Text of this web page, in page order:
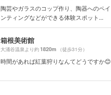
陶芸やガラスのコップ作り、陶器へのペイ
ンティングなどができる体験スポット...
箱根美術館
大涌谷温泉より約1820m （徒歩31分）
時間があれば紅葉狩りなんてどうですか😊